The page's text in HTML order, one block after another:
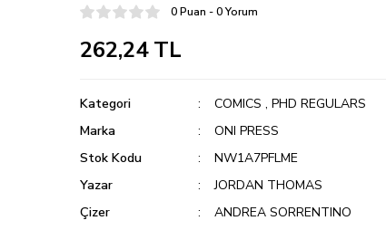
0 Puan - 0 Yorum
262,24 TL
Kategori COMICS , PHD REGULARS
Marka
ONI PRESS
Stok Kodu
NW1A7PFLME
Yazar
JORDAN THOMAS
Çizer
ANDREA SORRENTINO